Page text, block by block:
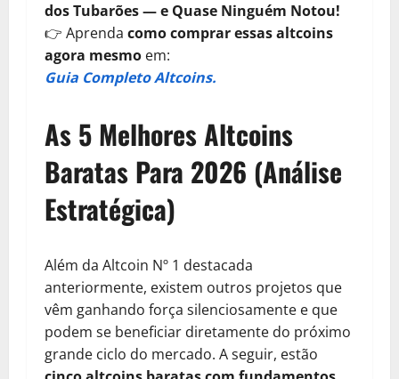
dos Tubarões — e Quase Ninguém Notou!
👉 Aprenda como comprar essas altcoins
agora mesmo em:
Guia Completo Altcoins.
As 5 Melhores Altcoins
Baratas Para 2026 (Análise
Estratégica)
Além da Altcoin Nº 1 destacada
anteriormente, existem outros projetos que
vêm ganhando força silenciosamente e que
podem se beneficiar diretamente do próximo
grande ciclo do mercado. A seguir, estão